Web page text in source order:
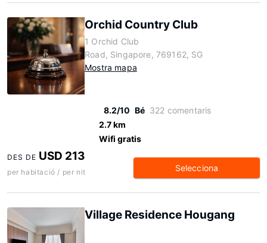
Orchid Country Club
1 Orchid Club
Road, Singapore, 769162, SG
Mostra mapa
8.2/10 Bé 322 comentaris
2.7 km
Wifi gratis
DES DE USD 213
per habitació / per nit Selecciona
Village Residence Hougang